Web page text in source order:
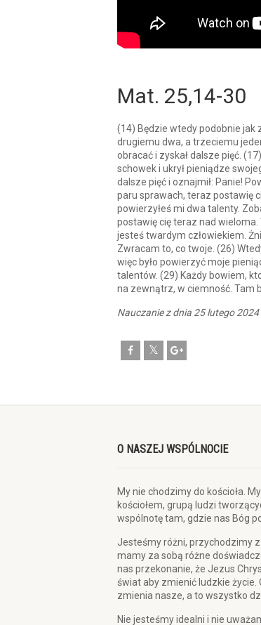
Mat. 25,14-30
(14) Będzie wtedy podobnie jak
drugiemu dwa, a trzeciemu
obracać i zyskał dalsze pięć.
schowek i ukrył pieniądze
dalsze pięć i oznajmił: Panie!
paru sprawach, teraz postawię
powierzyłeś mi dwa talenty.
postawię cię teraz nad wieloma.
jesteś twardym człowiekiem.
Zwracam to, co twoje. (26)
więc było powierzyć moje
talentów. (29) Każdy bowiem,
na zewnątrz, w ciemność. Tam
Nauczanie z dnia 25 lutego 2024
O NASZEJ WSPÓLNOCIE
My nie chodzimy do kościoła.
kościołem, grupą ludzi
wspólnotę tam, gdzie nas Bóg
Jesteśmy różni, przychodzimy
mamy za sobą różne
nas przekonanie, że Jezus
świat aby zmienić ludzkie życie.
zmienia nasze, a to wszystko
Nie jesteśmy idealni i nie